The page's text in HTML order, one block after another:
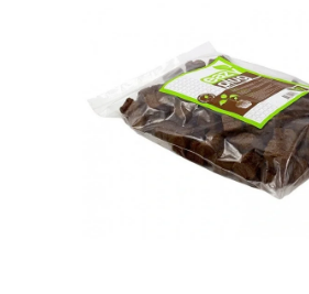
hviezdičiek.